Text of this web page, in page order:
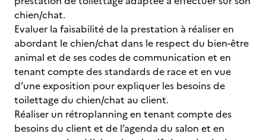
chien/chat.
Evaluer la faisabilité de la prestation à réaliser en
abordant le chien/chat dans le respect du bien-être
animal et de ses codes de communication et en
tenant compte des standards de race et en vue
d’une exposition pour expliquer les besoins de
toilettage du chien/chat au client.
Réaliser un rétroplanning en tenant compte des
besoins du client et de l’agenda du salon et en